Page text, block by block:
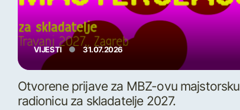
VIJESTI 31.07.2026
Otvorene prijave za MBZ-ovu majstorsku
radionicu za skladatelje 2027.